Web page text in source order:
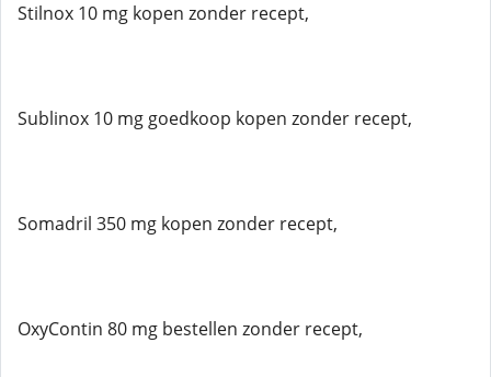
Stilnox 10 mg kopen zonder recept,
Sublinox 10 mg goedkoop kopen zonder recept,
Somadril 350 mg kopen zonder recept,
OxyContin 80 mg bestellen zonder recept,